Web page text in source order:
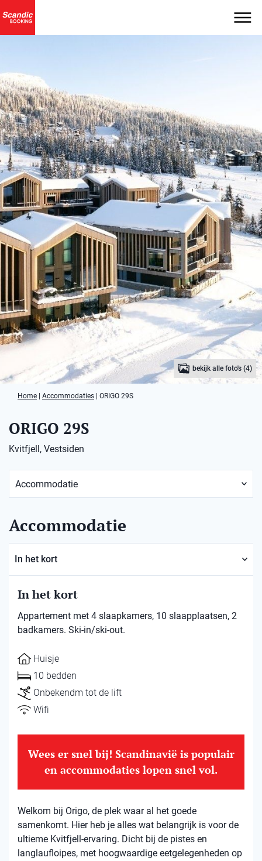
bekijk alle foto's (4)
Home Accommodaties ORIGO 29S
ORIGO 29S
Kvitfjell, Vestsiden
Accommodatie
In het kort
In het kort
Appartement met 4 slaapkamers, 10 slaapplaatsen, 2
badkamers. Ski-in/ski-out.
Huisje
10 bedden
Onbekendm tot de lift
Wifi
Wees er snel bij! Scandinavië is populair
en accommodaties lopen snel vol.
Welkom bij Origo, de plek waar al het goede
samenkomt. Hier heb je alles wat belangrijk is voor de
ultieme Kvitfjell-ervaring. Dicht bij de pistes en
langlaufloipes, met hoogwaardige eetgelegenheden op